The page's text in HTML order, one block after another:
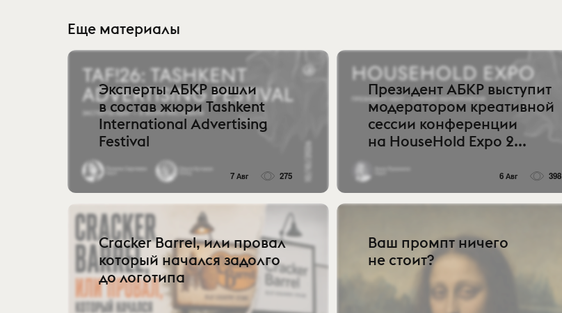
Еще материалы
Эксперты АБКР вошли
в состав жюри Tashkent
International Advertising
Festival
7 Авг 275
Президент АБКР выступит
модератором креативной
сессии конференции
на HouseHold Expo 2...
6 Авг 398
Cracker Barrel, или провал
который начался задолго
до логотипа
Ваш промпт ничего
не стоит?